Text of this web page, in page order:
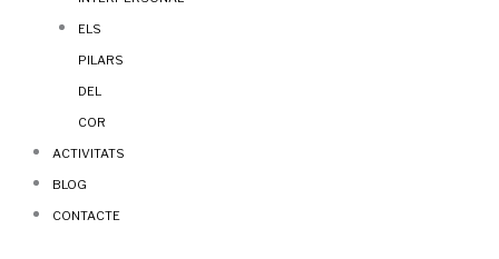
ELS
PILARS
DEL
COR
ACTIVITATS
BLOG
CONTACTE